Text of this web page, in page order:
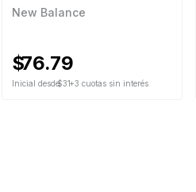
New Balance
$76.79
Inicial desde$31+3 cuotas sin interés